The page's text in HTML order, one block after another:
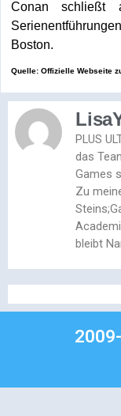
Conan schließt
Boston.
Quelle: Offizielle Webseite
PLUS
das
Games
Zu
bleibt